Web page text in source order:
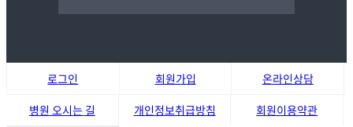
로그인 회원가입
온라인상담
병원 오시는 길
개인정보취급방침 회원이용약관